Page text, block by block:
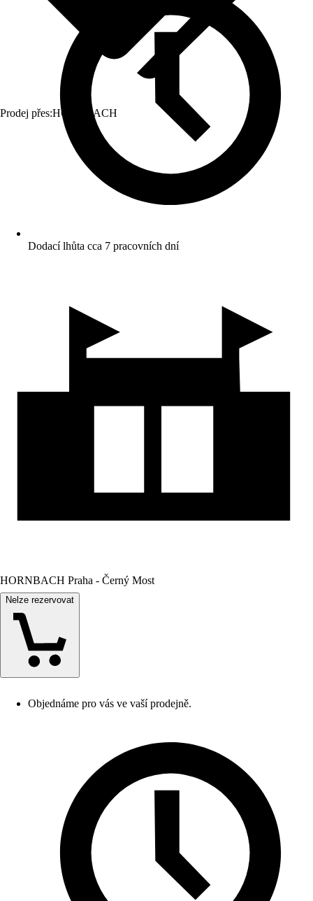
Prodej přes:HORNBACH
Dodací lhůta cca 7 pracovních dní
HORNBACH Praha - Černý Most
Nelze rezervovat
Objednáme pro vás ve vaší prodejně.